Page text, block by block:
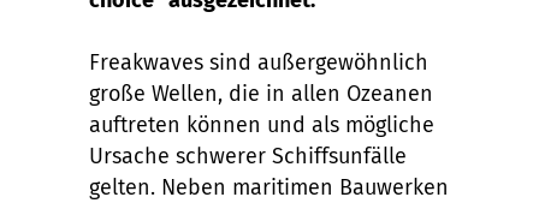
Freakwaves sind außergewöhnlich
große Wellen, die in allen Ozeanen
auftreten können und als mögliche
Ursache schwerer Schiffsunfälle
gelten. Neben maritimen Bauwerken